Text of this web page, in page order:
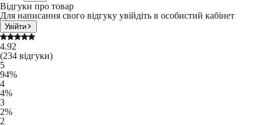
Відгуки про товар
Для написання свого відгуку увійдіть в особистий кабінет
Увійти
4.92
(234 відгуки)
5
94%
4
4%
3
2%
2